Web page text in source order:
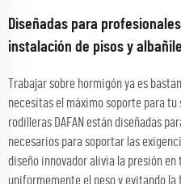
Diseñadas para
instalación de pisos y
Trabajar sobre hormigón ya es
necesitas el máximo soporte para
rodilleras DAFAN están diseñadas
necesarios para soportar las
diseño innovador alivia la presión
uniformemente el peso y evitando